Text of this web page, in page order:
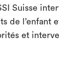
Suisse
de l’enfant
et